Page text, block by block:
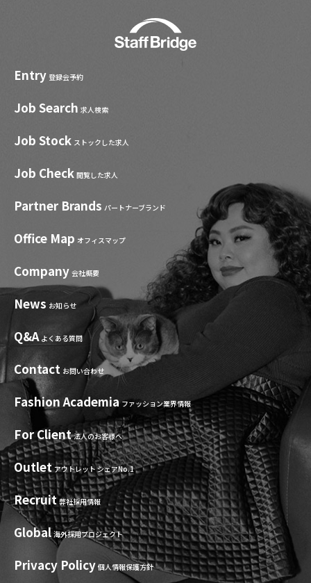
Entry 登録会予約
Job Search 求人検索
Job Stock ストックした求人
Job Check 閲覧した求人
Partner Brands パートナーブランド
Office Map オフィスマップ
Company 会社概要
News お知らせ
Q&A よくある質問
Contact お問い合わせ
Fashion Academia ファッション業界情報
For Client 法人のお客様へ
Outlet アウトレット シェアNo.1
Recruit 弊社採用情報
Global 海外採用プロジェクト
Privacy Policy 個人情報保護方針